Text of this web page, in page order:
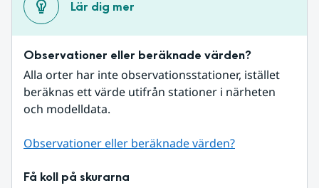
Lär dig mer
Observationer eller beräknade värden?
Alla orter har inte observationsstationer, istället
beräknas ett värde utifrån stationer i närheten
och modelldata.
Observationer eller beräknade värden?
Få koll på skurarna